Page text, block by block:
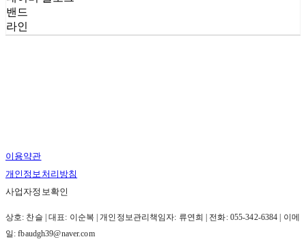
밴드
라인
이용약관
개인정보처리방침
사업자정보확인
상호: 찬슬 | 대표: 이순복 | 개인정보관리책임자: 류연희 | 전화: 055-342-6384 | 이메
일: fbaudgh39@naver.com